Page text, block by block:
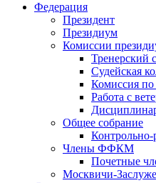
Федерация
Президент
Президиум
Комиссии
Тренерский
Судейская
Комиссия
Работа с
Общее собрание
Контрольно-
Члены ФФКМ
Почетные
Москвичи-